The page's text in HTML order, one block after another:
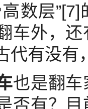
数层
车外，
代有没有
也是翻
否有？